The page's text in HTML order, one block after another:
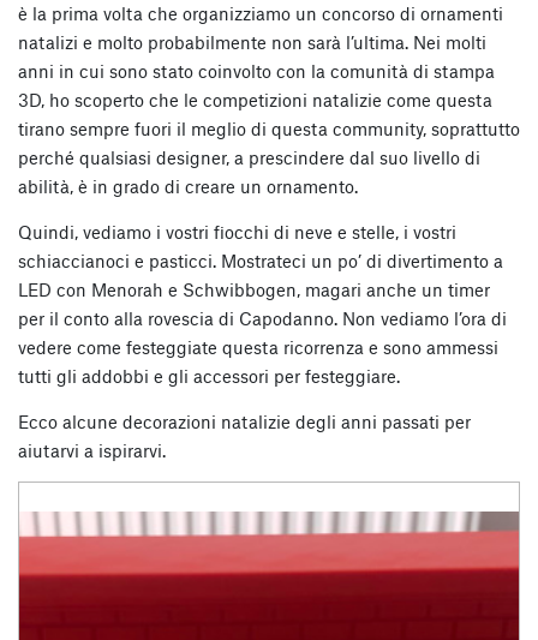
è la prima volta che organizziamo un concorso di ornamenti
natalizi e molto probabilmente non sarà l’ultima. Nei molti
anni in cui sono stato coinvolto con la comunità di stampa
3D, ho scoperto che le competizioni natalizie come questa
tirano sempre fuori il meglio di questa community, soprattutto
perché qualsiasi designer, a prescindere dal suo livello di
abilità, è in grado di creare un ornamento.
Quindi, vediamo i vostri fiocchi di neve e stelle, i vostri
schiaccianoci e pasticci. Mostrateci un po’ di divertimento a
LED con Menorah e Schwibbogen, magari anche un timer
per il conto alla rovescia di Capodanno. Non vediamo l’ora di
vedere come festeggiate questa ricorrenza e sono ammessi
tutti gli addobbi e gli accessori per festeggiare.
Ecco alcune decorazioni natalizie degli anni passati per
aiutarvi a ispirarvi.